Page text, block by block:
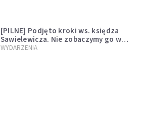
[PILNE] Podjęto kroki ws. księdza
Sawielewicza. Nie zobaczymy go w
mediach
WYDARZENIA